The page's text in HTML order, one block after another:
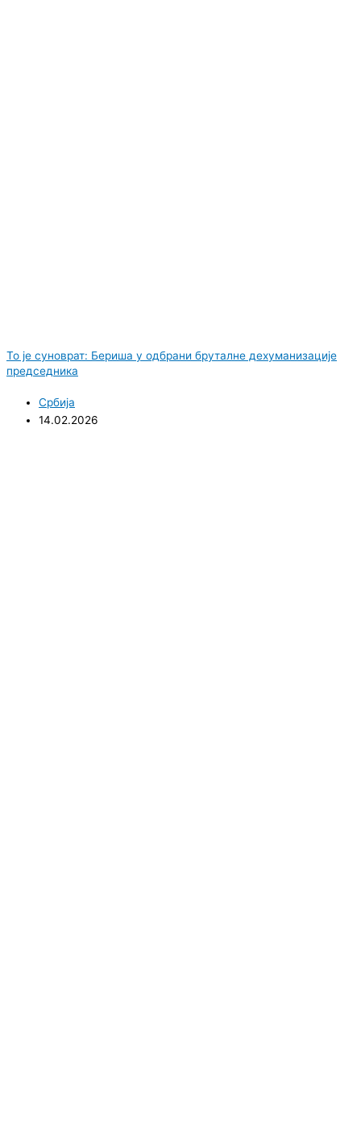
То је суноврат: Бериша у одбрани бруталне дехуманизације
председника
Србија
14.02.2026